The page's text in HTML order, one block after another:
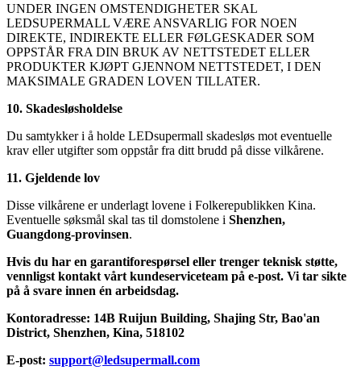
UNDER INGEN OMSTENDIGHETER SKAL
LEDSUPERMALL VÆRE ANSVARLIG FOR NOEN
DIREKTE, INDIREKTE ELLER FØLGESKADER SOM
OPPSTÅR FRA DIN BRUK AV NETTSTEDET ELLER
PRODUKTER KJØPT GJENNOM NETTSTEDET, I DEN
MAKSIMALE GRADEN LOVEN TILLATER.
10. Skadesløsholdelse
Du samtykker i å holde LEDsupermall skadesløs mot eventuelle
krav eller utgifter som oppstår fra ditt brudd på disse vilkårene.
11. Gjeldende lov
Disse vilkårene er underlagt lovene i Folkerepublikken Kina.
Eventuelle søksmål skal tas til domstolene i Shenzhen,
Guangdong-provinsen.
Hvis du har en garantiforespørsel eller trenger teknisk støtte,
vennligst kontakt vårt kundeserviceteam på e-post. Vi tar sikte
på å svare innen én arbeidsdag.
Kontoradresse: 14B Ruijun Building, Shajing Str, Bao'an
District, Shenzhen, Kina, 518102
E-post: support@ledsupermall.com